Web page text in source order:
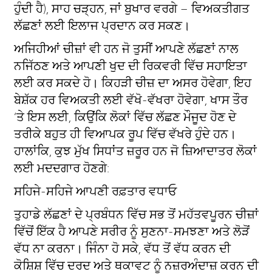
ਹੁੰਦੀ ਹੈ), ਸਾਹ ਚੜ੍ਹਨ, ਜਾਂ ਬੁਖਾਰ ਵਰਗੇ – ਵਿਅਕਤੀਗਤ
ਲੱਛਣਾਂ ਲਈ ਇਲਾਜ ਪ੍ਰਦਾਨ ਕਰ ਸਕਣ।
ਅਜਿਹੀਆਂ ਚੀਜ਼ਾਂ ਵੀ ਹਨ ਜੋ ਤੁਸੀਂ ਆਪਣੇ ਲੱਛਣਾਂ ਨਾਲ
ਨਜਿੱਠਣ ਅਤੇ ਆਪਣੀ ਖੁਦ ਦੀ ਰਿਕਵਰੀ ਵਿੱਚ ਸਹਾਇਤਾ
ਲਈ ਕਰ ਸਕਦੇ ਹੋ। ਕਿਹੜੀ ਚੀਜ਼ ਦਾ ਅਸਰ ਹੋਵੇਗਾ, ਇਹ
ਬੇਸ਼ੱਕ ਹਰ ਵਿਅਕਤੀ ਲਈ ਵੱਖੋ-ਵੱਖਰਾ ਹੋਵੇਗਾ, ਖਾਸ ਤੌਰ
‘ਤੇ ਇਸ ਲਈ, ਕਿਉਂਕਿ ਲੋਕਾਂ ਵਿੱਚ ਲੱਛਣ ਮੌਜੂਦ ਹੋਣ ਦੇ
ਤਰੀਕੇ ਬਹੁਤ ਹੀ ਵਿਆਪਕ ਰੂਪ ਵਿੱਚ ਵੱਖਰੇ ਹੁੰਦੇ ਹਨ।
ਹਾਲਾਂਕਿ, ਕੁਝ ਮੁੱਖ ਸਿਧਾਂਤ ਜ਼ਰੂਰ ਹਨ ਜੋ ਜ਼ਿਆਦਾਤਰ ਲੋਕਾਂ
ਲਈ ਮਦਦਗਾਰ ਹੋਣਗੇ:
ਸਹਿਜੇ-ਸਹਿਜੇ ਆਪਣੀ ਰਫ਼ਤਾਰ ਵਧਾਓ
ਤੁਹਾਡੇ ਲੱਛਣਾਂ ਦੇ ਪ੍ਰਬੰਧਨ ਵਿੱਚ ਸਭ ਤੋਂ ਮਹੱਤਵਪੂਰਨ ਚੀਜ਼ਾਂ
ਵਿੱਚੋਂ ਇੱਕ ਹੈ ਆਪਣੇ ਸਰੀਰ ਨੂੰ ਸੁਣਨਾ-ਸਮਝਣਾ ਅਤੇ ਲੋੜੋਂ
ਵੱਧ ਨਾ ਕਰਨਾ। ਜਿੰਨਾ ਹੋ ਸਕੇ, ਵੱਧ ਤੋਂ ਵੱਧ ਕਰਨ ਦੀ
ਕੋਸ਼ਿਸ਼ ਵਿੱਚ ਦਰਦ ਅਤੇ ਥਕਾਵਟ ਨੂੰ ਨਜ਼ਰਅੰਦਾਜ਼ ਕਰਨ ਦੀ